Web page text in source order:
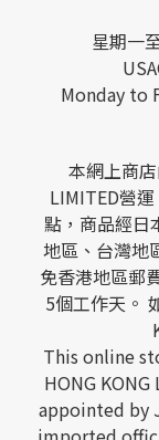
星期一
Monday to
本網上商
LIMITED營
點，商品經日
地區、台灣地
免香港地區郵
5個工作天。
This online
HONG
appointed by